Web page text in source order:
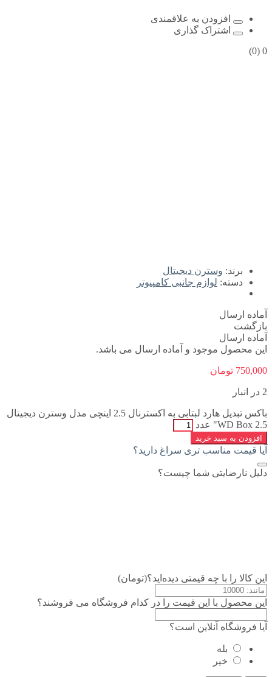
افزودن به علاقمندی
اشتراک گذاری
0
(0)
برند: وسترن دیجیتال
دسته: لوازم جانبی کامپیوتر
آماده ارسال
بازگشت
آماده ارسال
این محصول موجود و آماده ارسال می باشد.
750,000 تومان
2 در انبار
باکس تبدیل هارد لبتابی به اکسترنال 2.5 اینچی مدل وسترن دیجیتال
WD Box 2.5" عدد
افزودن به سبد خرید
آیا قیمت مناسب تری سراغ دارید؟
دلیل نارضایتی شما چیست؟
این کالا را با چه قیمتی دیده‌اید؟(تومان)
این محصول با این قیمت را در کدام فروشگاه می فروشند؟
آیا فروشگاه آنلاین است؟
بله
خیر